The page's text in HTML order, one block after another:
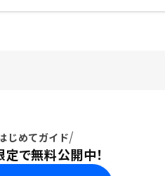
じめてガイド
で無料公開中！